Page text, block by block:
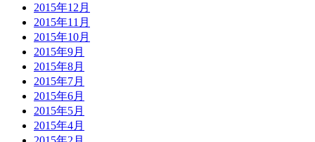
2015年12月
2015年11月
2015年10月
2015年9月
2015年8月
2015年7月
2015年6月
2015年5月
2015年4月